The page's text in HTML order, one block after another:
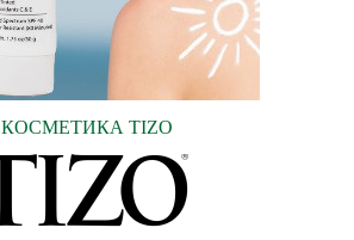
КОСМЕТИКА TIZO